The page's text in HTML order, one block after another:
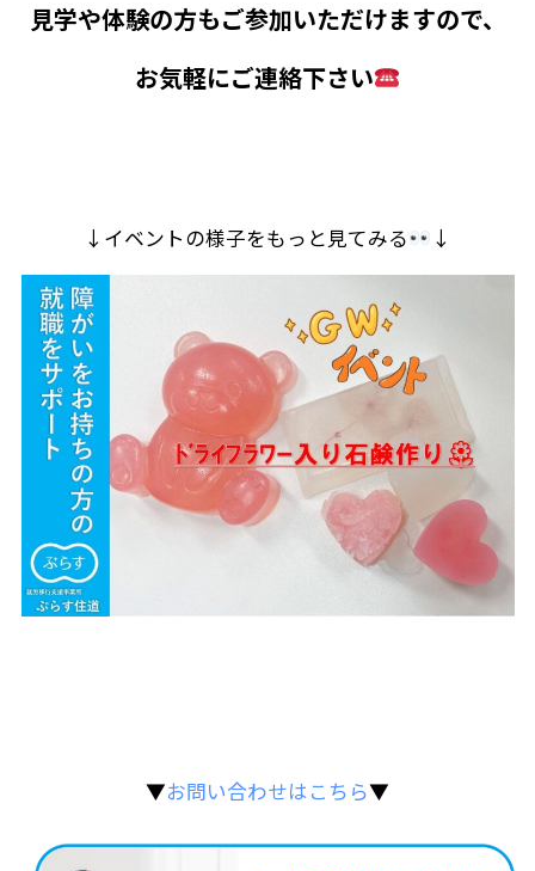
見学や体験の方もご参加いただけますので、
お気軽にご連絡下さい
↓イベントの様子をもっと見てみる ↓
▼お問い合わせはこちら▼